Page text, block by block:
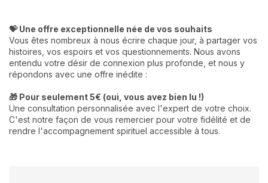
💝 Une offre exceptionnelle née de vos souhaits
Vous êtes nombreux à nous écrire chaque jour, à partager vos
histoires, vos espoirs et vos questionnements. Nous avons
entendu votre désir de connexion plus profonde, et nous y
répondons avec une offre inédite :
🎁 Pour seulement 5€ (oui, vous avez bien lu !)
Une consultation personnalisée avec l'expert de votre choix.
C'est notre façon de vous remercier pour votre fidélité et de
rendre l'accompagnement spirituel accessible à tous.